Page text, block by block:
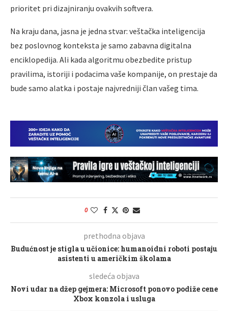
prioritet pri dizajniranju ovakvih softvera.
Na kraju dana, jasna je jedna stvar: veštačka inteligencija
bez poslovnog konteksta je samo zabavna digitalna
enciklopedija. Ali kada algoritmu obezbedite pristup
pravilima, istoriji i podacima vaše kompanije, on prestaje da
bude samo alatka i postaje najvredniji član vašeg tima.
0
prethodna objava
Budućnost je stigla u učionice: humanoidni roboti postaju
asistenti u američkim školama
sledeća objava
Novi udar na džep gejmera: Microsoft ponovo podiže cene
Xbox konzola i usluga